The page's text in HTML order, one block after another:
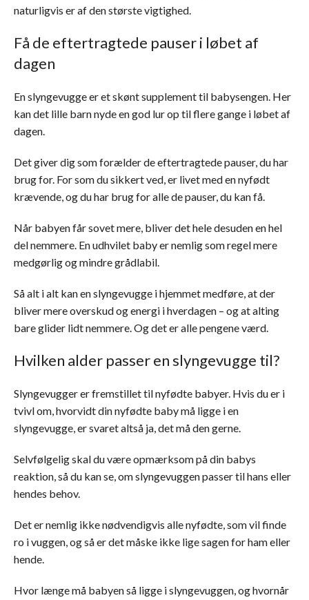
naturligvis er af den største vigtighed.
Få de eftertragtede pauser i løbet af
dagen
En slyngevugge er et skønt supplement til babysengen. Her
kan det lille barn nyde en god lur op til flere gange i løbet af
dagen.
Det giver dig som forælder de eftertragtede pauser, du har
brug for. For som du sikkert ved, er livet med en nyfødt
krævende, og du har brug for alle de pauser, du kan få.
Når babyen får sovet mere, bliver det hele desuden en hel
del nemmere. En udhvilet baby er nemlig som regel mere
medgørlig og mindre grådlabil.
Så alt i alt kan en slyngevugge i hjemmet medføre, at der
bliver mere overskud og energi i hverdagen – og at alting
bare glider lidt nemmere. Og det er alle pengene værd.
Hvilken alder passer en slyngevugge til?
Slyngevugger er fremstillet til nyfødte babyer. Hvis du er i
tvivl om, hvorvidt din nyfødte baby må ligge i en
slyngevugge, er svaret altså ja, det må den gerne.
Selvfølgelig skal du være opmærksom på din babys
reaktion, så du kan se, om slyngevuggen passer til hans eller
hendes behov.
Det er nemlig ikke nødvendigvis alle nyfødte, som vil finde
ro i vuggen, og så er det måske ikke lige sagen for ham eller
hende.
Hvor længe må babyen så ligge i slyngevuggen, og hvornår